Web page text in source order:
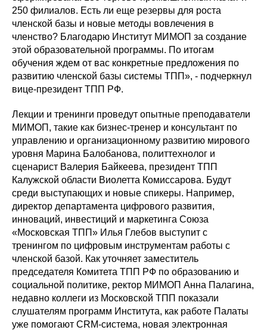
250 филиалов. Есть ли еще резервы для роста
членской базы и новые методы вовлечения в
членство? Благодарю Институт МИМОП за создание
этой образовательной программы. По итогам
обучения ждем от вас конкретные предложения по
развитию членской базы системы ТПП», - подчеркнул
вице-президент ТПП РФ.
Лекции и тренинги проведут опытные преподаватели
МИМОП, такие как бизнес-тренер и консультант по
управлению и организационному развитию мирового
уровня Марина Балобанова, политтехнолог и
сценарист Валерия Байкеева, президент ТПП
Калужской области Виолетта Комиссарова. Будут
среди выступающих и новые спикеры. Например,
директор департамента цифрового развития,
инноваций, инвестиций и маркетинга Союза
«Московская ТПП» Илья Глебов выступит с
тренингом по цифровым инструментам работы с
членской базой. Как уточняет заместитель
председателя Комитета ТПП РФ по образованию и
социальной политике, ректор МИМОП Анна Палагина,
недавно коллеги из Московской ТПП показали
слушателям программ Института, как работе Палаты
уже помогают CRM‑система, новая электронная